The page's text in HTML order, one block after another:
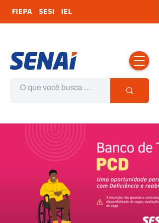
FIEPA SESI IEL